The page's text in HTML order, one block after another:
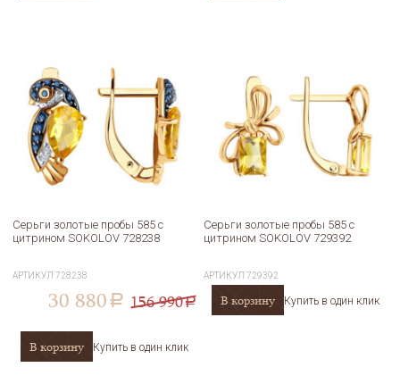
Серьги золотые пробы 585 с
цитрином SOKOLOV 728238
АРТИКУЛ728238
30 880 a 156 990a
В корзину Купить в один клик
Серьги золотые пробы 585 с
цитрином SOKOLOV 729392
АРТИКУЛ729392
В корзину Купить в один клик